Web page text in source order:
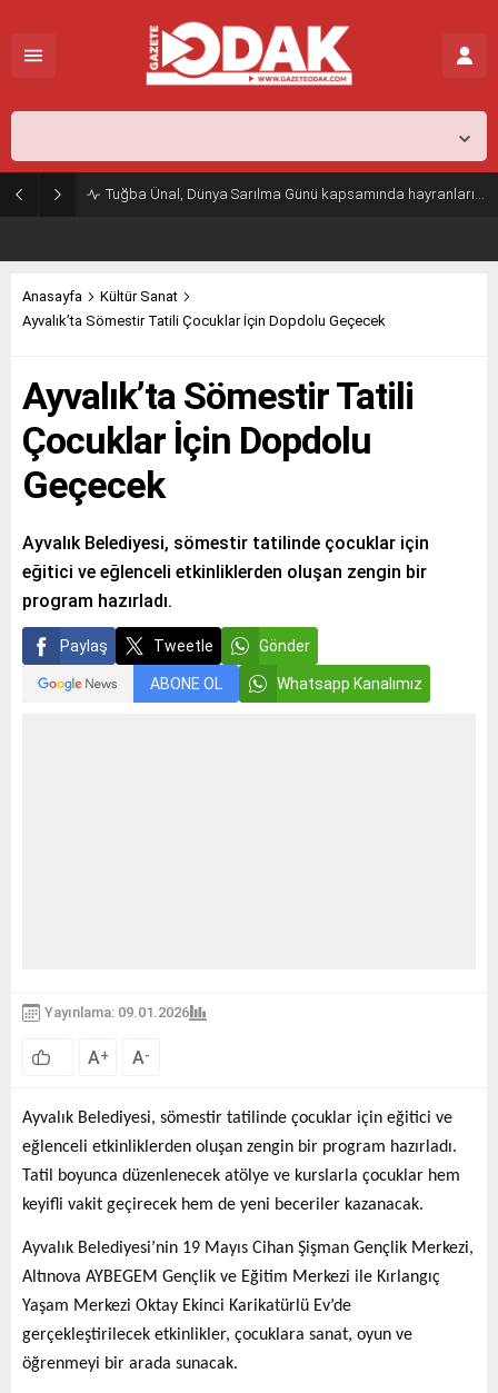
Tuğba Ünal, Dünya Sarılma Günü kapsamında hayranlarıyla buluştu
Anasayfa
Kültür Sanat
Ayvalık’ta Sömestir Tatili Çocuklar İçin Dopdolu Geçecek
Ayvalık’ta Sömestir Tatili
Çocuklar İçin Dopdolu
Geçecek
Ayvalık Belediyesi, sömestir tatilinde çocuklar için
eğitici ve eğlenceli etkinliklerden oluşan zengin bir
program hazırladı.
Paylaş Tweetle Gönder
ABONE OL Whatsapp Kanalımız
Yayınlama: 09.01.2026
A+ A-
Ayvalık Belediyesi, sömestir tatilinde çocuklar için eğitici ve
eğlenceli etkinliklerden oluşan zengin bir program hazırladı.
Tatil boyunca düzenlenecek atölye ve kurslarla çocuklar hem
keyifli vakit geçirecek hem de yeni beceriler kazanacak.
Ayvalık Belediyesi’nin 19 Mayıs Cihan Şişman Gençlik Merkezi,
Altınova AYBEGEM Gençlik ve Eğitim Merkezi ile Kırlangıç
Yaşam Merkezi Oktay Ekinci Karikatürlü Ev’de
gerçekleştirilecek etkinlikler, çocuklara sanat, oyun ve
öğrenmeyi bir arada sunacak.